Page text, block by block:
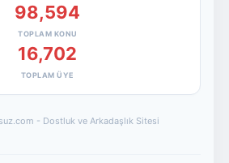
98,594
TOPLAM KONU
16,702
TOPLAM ÜYE
- Dostluk ve Arkadaşlık Sitesi